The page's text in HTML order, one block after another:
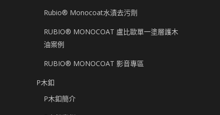
Rubio® Monocoat水漬去污劑
RUBIO® MONOCOAT 盧比歐單一塗層護木
油案例
RUBIO® MONOCOAT 影音專區
P木釦
P木釦簡介